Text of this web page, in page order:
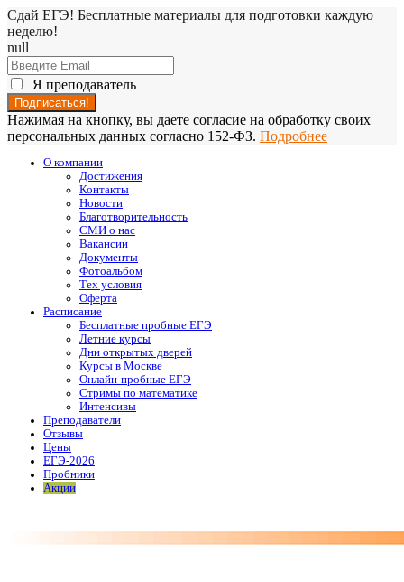
Сдай ЕГЭ! Бесплатные материалы для подготовки каждую
неделю!
null
Я преподаватель
Нажимая на кнопку, вы даете согласие на обработку своих
персональных данных согласно 152-ФЗ. Подробнее
О компании
Достижения
Контакты
Новости
Благотворительность
СМИ о нас
Вакансии
Документы
Фотоальбом
Тех условия
Оферта
Расписание
Бесплатные пробные ЕГЭ
Летние курсы
Дни открытых дверей
Курсы в Москве
Онлайн-пробные ЕГЭ
Стримы по математике
Интенсивы
Преподаватели
Отзывы
Цены
ЕГЭ-2026
Пробники
Акции